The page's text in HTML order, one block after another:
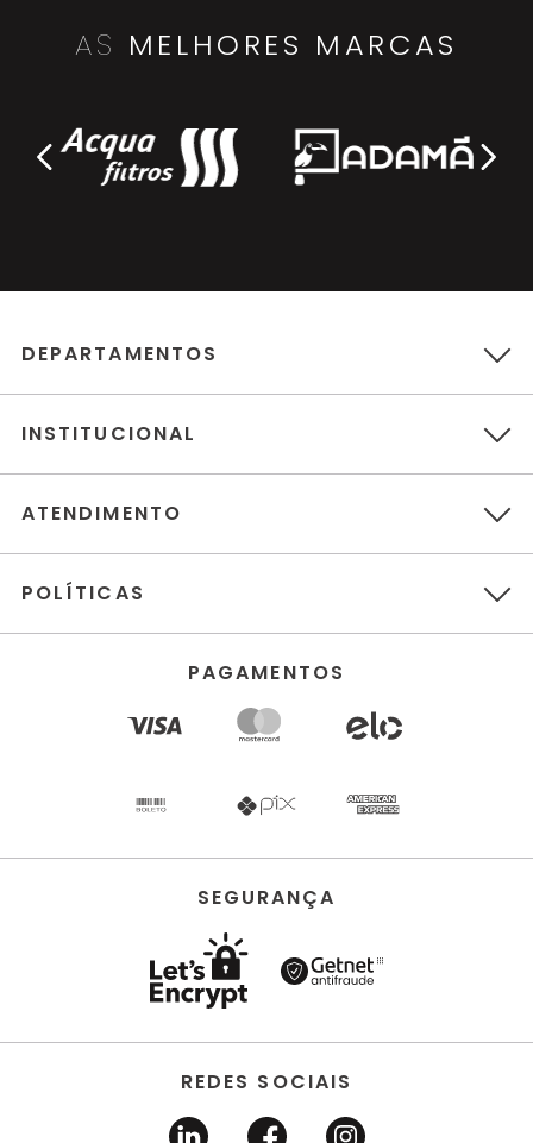
AS MELHORES MARCAS
DEPARTAMENTOS
INSTITUCIONAL
ATENDIMENTO
POLÍTICAS
PAGAMENTOS
SEGURANÇA
REDES SOCIAIS